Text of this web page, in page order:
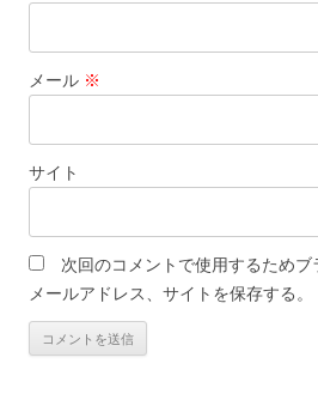
メール ※
サイト
次回のコメントで使用するためブ
メールアドレス、サイトを保存する。